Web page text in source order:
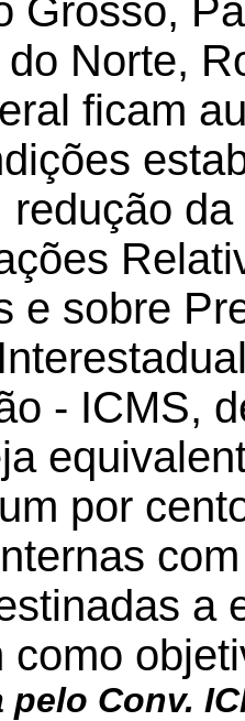
Grosso,
Norte,
ficam
redução
e sobre
- ICMS,
por
a
como
Conv.